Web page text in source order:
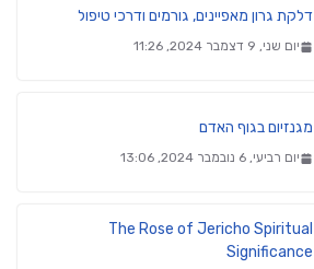
דלקת גרון מאפיינים, גורמים ודרכי טיפול
יום שני, 9 דצמבר 2024, 11:26
מגנזיום בגוף האדם
יום רביעי, 6 נובמבר 2024, 13:06
The Rose of Jericho Spiritual
Significance